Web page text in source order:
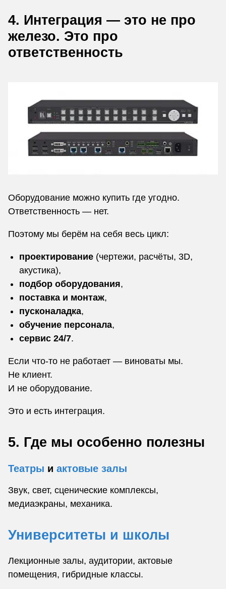
4. Интеграция — это не про
железо. Это про
ответственность
Оборудование можно купить где угодно.
Ответственность — нет.
Поэтому мы берём на себя весь цикл:
проектирование(чертежи, расчёты, 3D,
акустика),
подбор оборудования,
поставка и монтаж,
пусконаладка,
обучение персонала,
сервис 24/7.
Если что-то не работает — виноваты мы.
Не клиент.
И не оборудование.
Это и есть интеграция.
5. Где мы особенно полезны
Театры и актовые залы
Звук, свет, сценические комплексы,
медиаэкраны, механика.
Университеты и школы
Лекционные залы, аудитории, актовые
помещения, гибридные классы.